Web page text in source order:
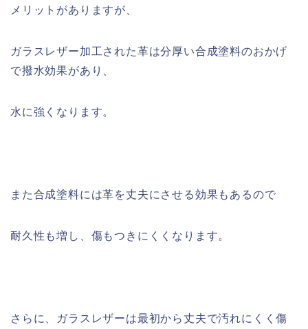
メリットがありますが、
ガラスレザー加工された革は分厚い合成塗料のおかげ
で撥水効果があり、
水に強くなります。
また合成塗料には革を丈夫にさせる効果もあるので
耐久性も増し、傷もつきにくくなります。
さらに、ガラスレザーは最初から丈夫で汚れにくく傷